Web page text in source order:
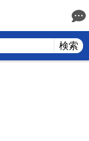
検索